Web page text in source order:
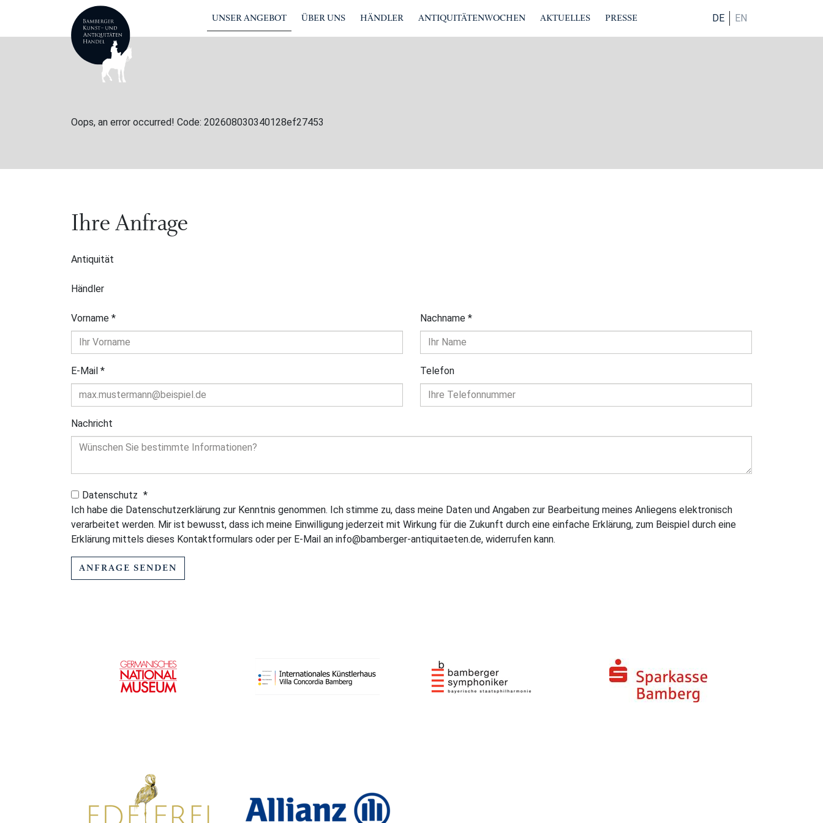
UNSER ANGEBOT ÜBER UNS HÄNDLER ANTIQUITÄTENWOCHEN AKTUELLES PRESSE DE EN
Oops, an error occurred! Code: 202608030340128ef27453
Ihre Anfrage
Antiquität
Händler
Vorname * Nachname *
E-Mail * Telefon
Nachricht
Datenschutz *
Ich habe die Datenschutzerklärung zur Kenntnis genommen. Ich stimme zu, dass meine Daten und Angaben zur Bearbeitung meines Anliegens elektronisch
verarbeitet werden. Mir ist bewusst, dass ich meine Einwilligung jederzeit mit Wirkung für die Zukunft durch eine einfache Erklärung, zum Beispiel durch eine
Erklärung mittels dieses Kontaktformulars oder per E-Mail an info@bamberger-antiquitaeten.de, widerrufen kann.
ANFRAGE SENDEN